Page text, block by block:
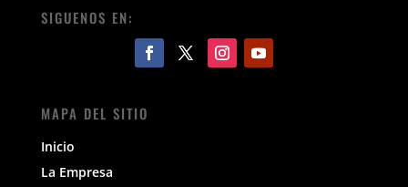
SIGUENOS EN:
MAPA DEL SITIO
Inicio
La Empresa